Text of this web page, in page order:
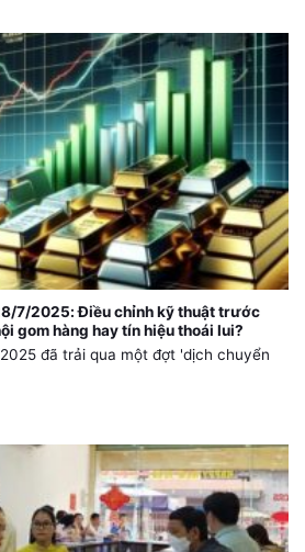
7/2025: Điều chỉnh kỹ thuật trước
gom hàng hay tín hiệu thoái lui?
đã trải qua một đợt 'dịch chuyển